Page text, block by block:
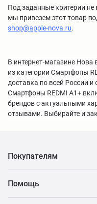
Под заданные критерии
мы привезем этот товар
shop@apple-nova.ru.
В интернет-магазине
из категории Смартфоны
доставка по всей России
Смартфоны REDMI A1+
брендов с актуальными
отзывами. Выбирайте и
Покупателям
Помощь